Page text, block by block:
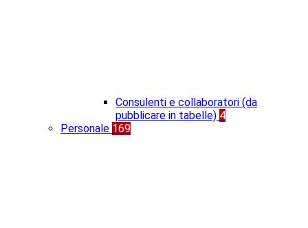
Consulenti e collaboratori (da
pubblicare in tabelle) 4
Personale 169